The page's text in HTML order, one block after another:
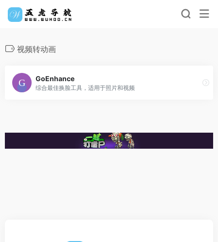
视频转动画
GoEnhance
综合最佳换脸工具，适用于照片和视频